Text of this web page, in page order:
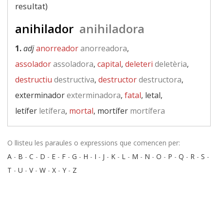
resultat)
anihilador anihiladora
1.adjanorreadoranorreadora,
assoladorassoladora, capital, deleteri deletèria,
destructiu destructiva, destructordestructora,
exterminadorexterminadora, fatal, letal,
letífer letífera, mortal, mortífer mortífera
O llisteu les paraules o expressions que comencen per:
A - B - C - D - E - F - G - H - I - J - K - L - M - N - O - P - Q - R - S -
T - U - V- W - X - Y - Z